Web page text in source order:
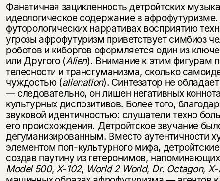
Фанатичная зацикленность детройтских
идеологическое содержание в
футорологических нарративах восприятию
угрозы афрофутуризм приветствует симбиоз
роботов и киборгов оформляется один из
или Другого (Alien). Внимание к этим фигурам
телесности и трансгуманизма, сколько
чуждостью (alienation). Синтезатор не
— следовательно, он лишен негативных
культурных диспозитивов. Более того,
звуковой идентичностью: слушатели техно
его происхождения. Детройтское звучание
дегуманизированным. Вместо аутентичности
элементом поп-культурного мифа,
создав паутину из гетеронимов,
Model 500, X-102, World 2 World, Dr. Octagon, X-